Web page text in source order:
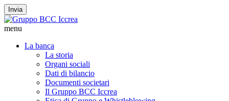
Invia
menu
La banca
La storia
Organi sociali
Dati di bilancio
Documenti societari
Il Gruppo BCC Iccrea